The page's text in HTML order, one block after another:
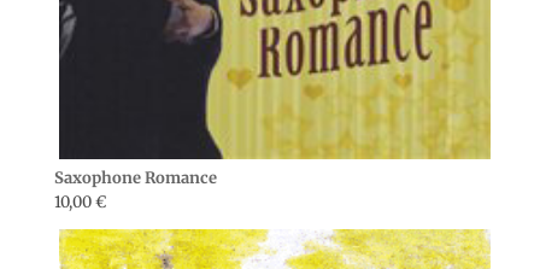
Saxophone Romance
10,00€